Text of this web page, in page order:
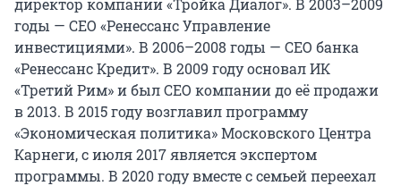
годы — СЕО «Ренессанс Управление
инвестициями». В 2006–2008 годы — CEO банка
«Ренессанс Кредит». В 2009 году основал ИК
«Третий Рим» и был СЕО компании до её продажи
в 2013. В 2015 году возглавил программу
«Экономическая политика» Московского Центра
Карнеги, с июля 2017 является экспертом
программы. В 2020 году вместе с семьей переехал